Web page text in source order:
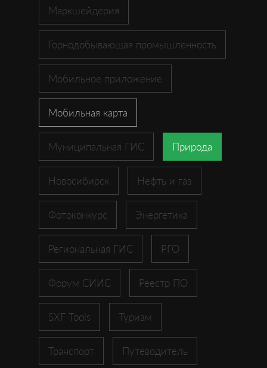
Маркшейдерия
Горнодобывающая промышленность
Мобильное приложение
Мобильная карта
Муниципальная ГИС Природа
Новосибирск Нефть и газ
Фотоконкурс Энергетика
Региональная ГИС РГО
Форум СИИС Реестр ПО
SXF Tools Туризм
Транспорт Путеводитель